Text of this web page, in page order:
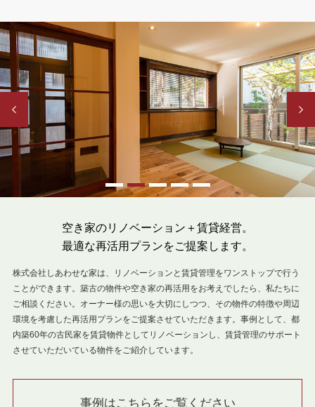
空き家のリノベーション＋賃貸経営。
最適な再活用プランをご提案します。
株式会社しあわせな家は、リノベーションと賃貸管理をワンストップで行う
ことができます。築古の物件や空き家の再活用をお考えでしたら、私たちに
ご相談ください。オーナー様の思いを大切にしつつ、その物件の特徴や周辺
環境を考慮した再活用プランをご提案させていただきます。事例として、都
内築60年の古民家を賃貸物件としてリノベーションし、賃貸管理のサポート
させていただいている物件をご紹介しています。
事例はこちらをご覧ください
Previous Next